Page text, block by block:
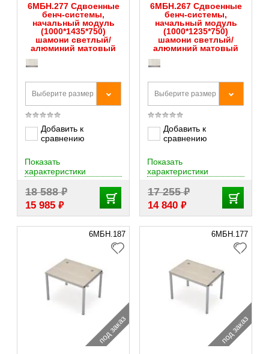
6МБН.277 Сдвоенные
бенч-системы,
начальный модуль
(1000*1435*750)
шамони светлый/
алюминий матовый
Выберите размер
Добавить к
сравнению
18 588₽
15 985 ₽
Показать
характеристики
6МБН.267 Сдвоенные
бенч-системы,
начальный модуль
(1000*1235*750)
шамони светлый/
алюминий матовый
Выберите размер
Добавить к
сравнению
17 255₽
14 840 ₽
Показать
характеристики
6МБН.187
под заказ
6МБН.177
под заказ